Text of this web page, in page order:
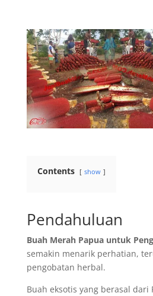
Contents show
Pendahuluan
Buah Merah Papua untuk
semakin menarik perhatian,
pengobatan herbal.
Buah eksotis yang berasal dari